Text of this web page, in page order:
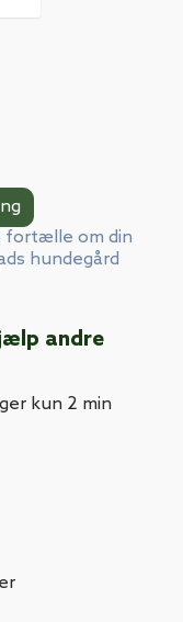
fortælle om din
hundegård
andre
kun 2 min